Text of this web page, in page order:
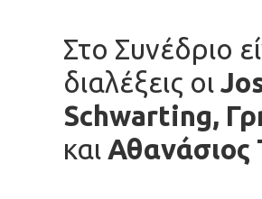
Στο Συνέδριο
διαλέξεις οι
Schwarting,
και Αθανάσιος